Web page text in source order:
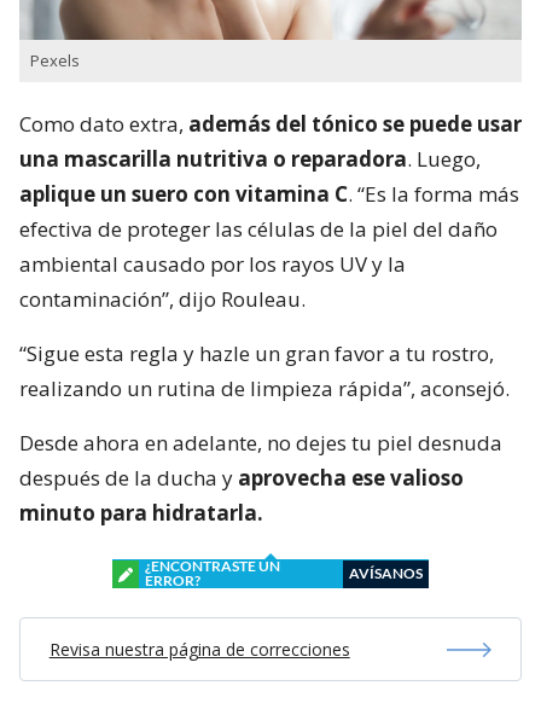
Pexels
Como dato extra, además del tónico se puede usar
una mascarilla nutritiva o reparadora. Luego,
aplique un suero con vitamina C. “Es la forma más
efectiva de proteger las células de la piel del daño
ambiental causado por los rayos UV y la
contaminación”, dijo Rouleau.
“Sigue esta regla y hazle un gran favor a tu rostro,
realizando un rutina de limpieza rápida”, aconsejó.
Desde ahora en adelante, no dejes tu piel desnuda
después de la ducha y aprovecha ese valioso
minuto para hidratarla.
¿ENCONTRASTE UN
ERROR?
AVÍSANOS
Revisa nuestra página de correcciones